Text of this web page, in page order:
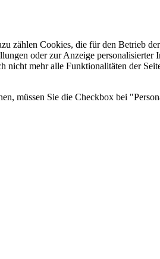
zählen Cookies, die für den Betrieb
oder zur Anzeige personalisierter
nicht mehr alle Funktionalitäten der
müssen Sie die Checkbox bei